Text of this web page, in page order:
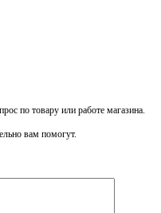
по товару или работе магазина.
вам помогут.